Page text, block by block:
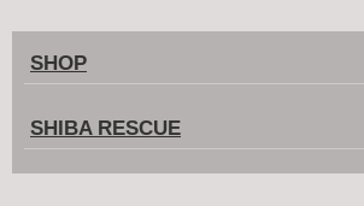
SHOP
SHIBA RESCUE